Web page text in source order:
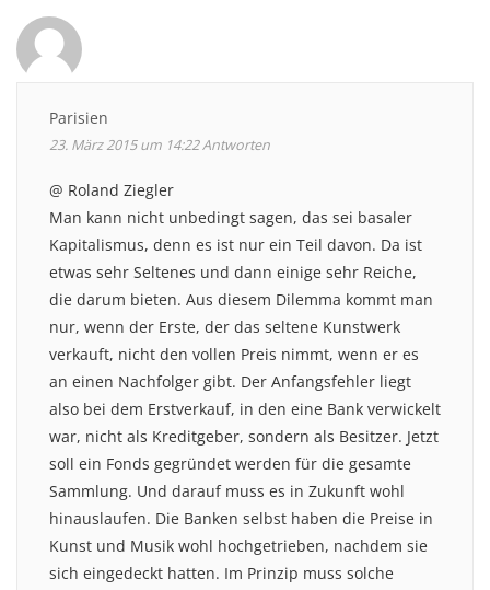
Parisien
23. März 2015 um 14:22Antworten
@ Roland Ziegler
Man kann nicht unbedingt sagen, das sei basaler
Kapitalismus, denn es ist nur ein Teil davon. Da ist
etwas sehr Seltenes und dann einige sehr Reiche,
die darum bieten. Aus diesem Dilemma kommt man
nur, wenn der Erste, der das seltene Kunstwerk
verkauft, nicht den vollen Preis nimmt, wenn er es
an einen Nachfolger gibt. Der Anfangsfehler liegt
also bei dem Erstverkauf, in den eine Bank verwickelt
war, nicht als Kreditgeber, sondern als Besitzer. Jetzt
soll ein Fonds gegründet werden für die gesamte
Sammlung. Und darauf muss es in Zukunft wohl
hinauslaufen. Die Banken selbst haben die Preise in
Kunst und Musik wohl hochgetrieben, nachdem sie
sich eingedeckt hatten. Im Prinzip muss solche